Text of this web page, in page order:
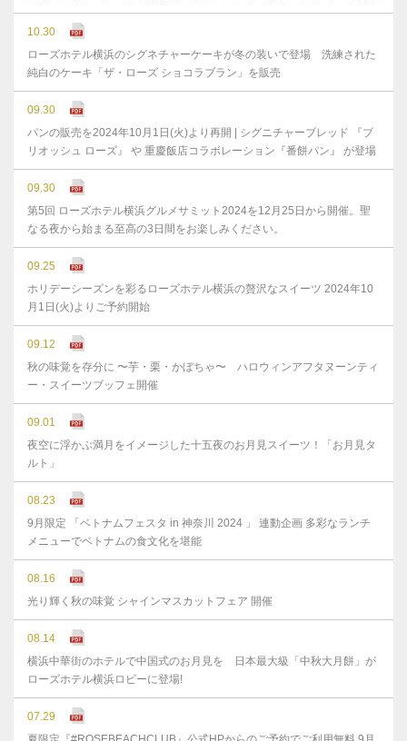
10.30
ローズホテル横浜のシグネチャーケーキが冬の装いで登場 洗練された
純白のケーキ「ザ・ローズ ショコラブラン」を販売
09.30
パンの販売を2024年10月1日(火)より再開 | シグニチャーブレッド 『ブ
リオッシュ ローズ』 や 重慶飯店コラボレーション『番餅パン』 が登場
09.30
第5回 ローズホテル横浜グルメサミット2024を12月25日から開催。聖
なる夜から始まる至高の3日間をお楽しみください。
09.25
ホリデーシーズンを彩るローズホテル横浜の贅沢なスイーツ 2024年10
月1日(火)よりご予約開始
09.12
秋の味覚を存分に 〜芋・栗・かぼちゃ〜 ハロウィンアフタヌーンティ
ー・スイーツブッフェ開催
09.01
夜空に浮かぶ満月をイメージした十五夜のお月見スイーツ！「お月見タ
ルト」
08.23
9月限定 「ベトナムフェスタ in 神奈川 2024 」 連動企画 多彩なランチ
メニューでベトナムの食文化を堪能
08.16
光り輝く秋の味覚 シャインマスカットフェア 開催
08.14
横浜中華街のホテルで中国式のお月見を 日本最大級「中秋大月餅」が
ローズホテル横浜ロビーに登場!
07.29